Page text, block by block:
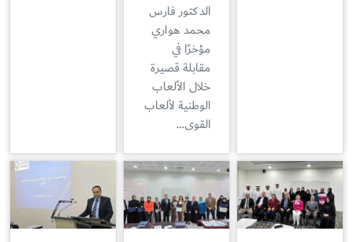
الدكتور فارس
محمد هواري
مؤخرًا في
مقابلة قصيرة
خلال الألعاب
الوطنية لألعاب
القوى…